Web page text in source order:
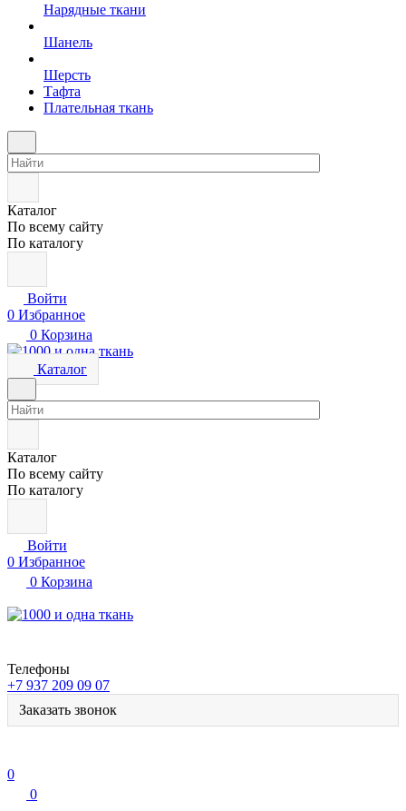
Нарядные ткани
Шанель
Шерсть
Тафта
Плательная ткань
Каталог
По всему сайту
По каталогу
Войти
0 Избранное
0 Корзина
Каталог
Каталог
По всему сайту
По каталогу
Войти
0 Избранное
0 Корзина
Телефоны
+7 937 209 09 07
Заказать звонок
0
0